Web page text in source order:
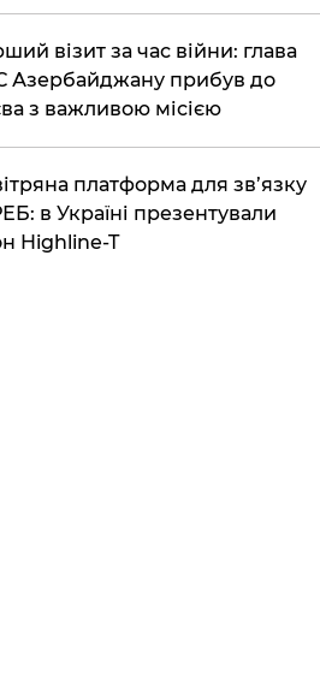
візит за час війни: глава
Азербайджану прибув до
з важливою місією
платформа для зв’язку
в Україні презентували
Highline-T